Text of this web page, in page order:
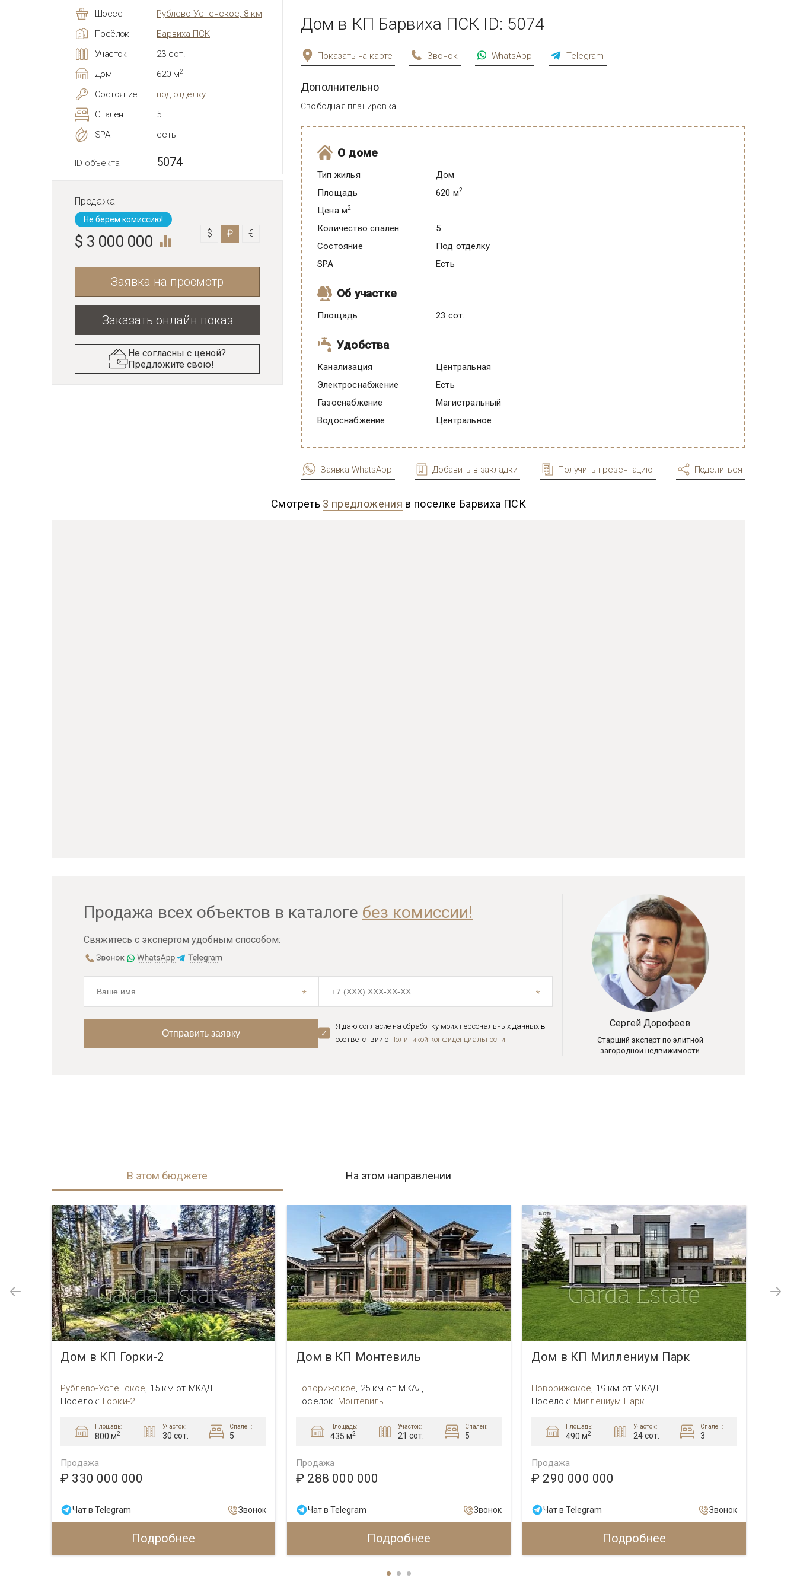
Шоссе
Рублево-Успенское, 8 км
Посёлок
Барвиха ПСК
Участок
23 сот.
Дом
620 м2
Состояние
под отделку
Спален
5
SPA
есть
ID объекта 5074
Продажа
Не берем комиссию!
$ 3 000 000 $ ₽ €
Заявка на просмотр
Заказать онлайн показ
Не согласны с ценой?
Предложите свою!
Дом в КП Барвиха ПСК ID: 5074
Показать на карте Звонок WhatsApp Telegram
Дополнительно
Свободная планировка.
О доме
Тип жилья
Дом
Площадь
620 м2
Цена м2
Количество спален
5
Состояние
под отделку
SPA
есть
Об участке
Площадь 23 сот.
Удобства
Канализация
Центральная
Электроснабжение
есть
Газоснабжение
Магистральный
Водоснабжение
Центральное
Заявка WhatsApp Добавить в закладки Получить презентацию Поделиться
Смотреть 3 предложения в поселке Барвиха ПСК
Продажа всех объектов в каталоге без комиссии!
Свяжитесь с экспертом удобным способом:
Я даю согласие на обработку моих персональных данных в
соответствии с Политикой конфиденциальноcти
Сергей Дорофеев
Старший эксперт по элитной
загородной недвижимости
В этом бюджете На этом направлении
Дом в КП Горки-2
Рублево-Успенское 15 км от МКАД
Посёлок: Горки-2
Площадь:
800 м2
Участок:
30 сот.
Спален:
5
Продажа
₽ 330 000 000
Чат в Telegram Звонок
Подробнее
Дом в КП Монтевиль
Новорижское 25 км от МКАД
Посёлок: Монтевиль
Площадь:
435 м2
Участок:
21 сот.
Спален:
5
Продажа
₽ 288 000 000
Чат в Telegram Звонок
Подробнее
Дом в КП Миллениум Парк
Новорижское 19 км от МКАД
Посёлок: Миллениум Парк
Площадь:
490 м2
Участок:
24 сот.
Спален:
3
Продажа
₽ 290 000 000
Чат в Telegram Звонок
Подробнее